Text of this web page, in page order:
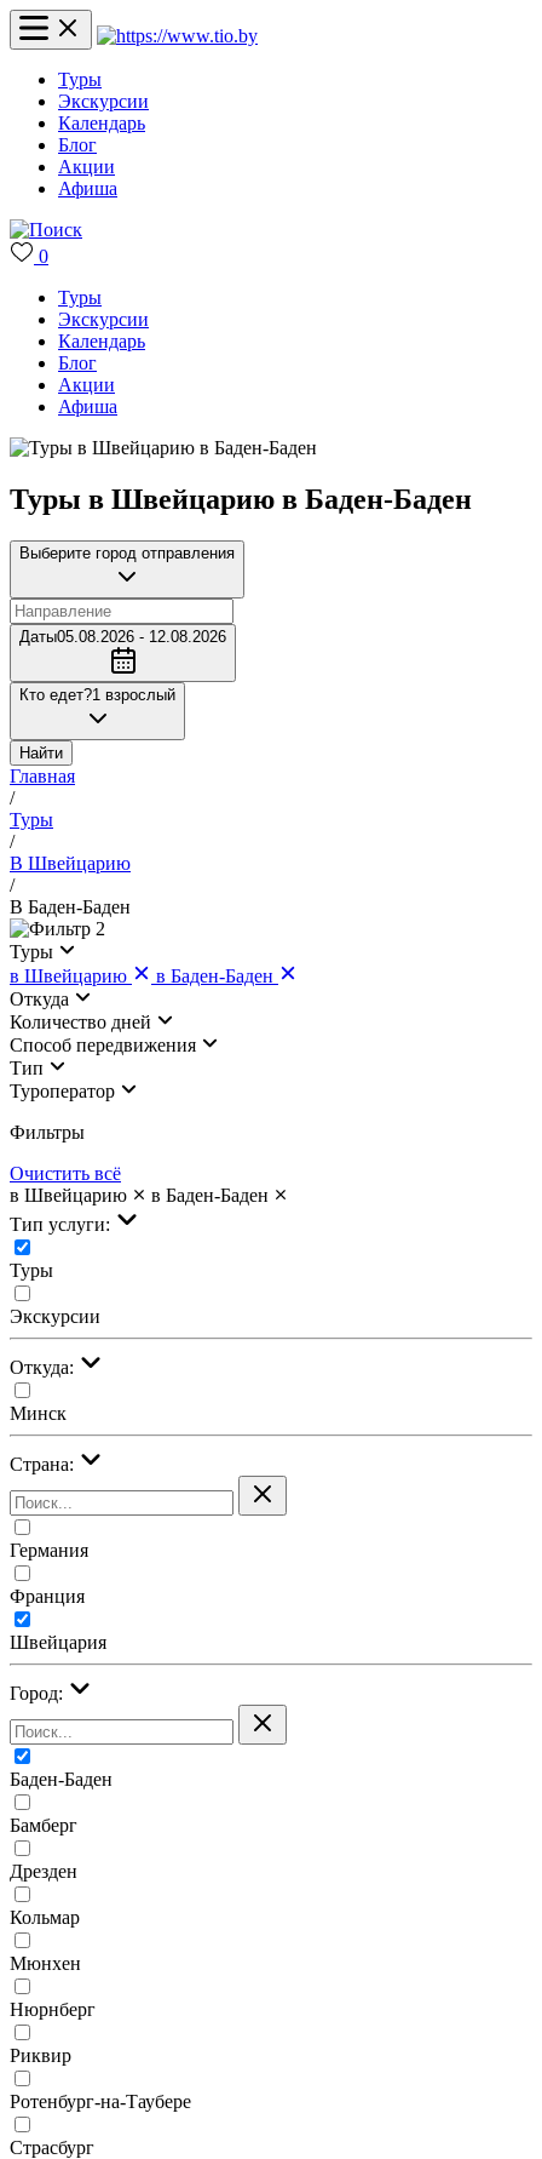
Туры
Экскурсии
Календарь
Блог
Акции
Афиша
0
Туры
Экскурсии
Календарь
Блог
Акции
Афиша
Туры в Швейцарию в Баден-Баден
Выберите город отправления
Даты05.08.2026 - 12.08.2026
Кто едет?1 взрослый
Найти
Главная
/
Туры
/
В Швейцарию
/
В Баден-Баден
2
Туры
в Швейцарию
в Баден-Баден
Откуда
Количество дней
Cпособ передвижения
Тип
Туроператор
Фильтры
Очистить всё
в Швейцарию
в Баден-Баден
Тип услуги:
Туры
Экскурсии
Откуда:
Минск
Страна:
Германия
Франция
Швейцария
Город:
Баден-Баден
Бамберг
Дрезден
Кольмар
Мюнхен
Нюрнберг
Риквир
Ротенбург-на-Таубере
Страсбург